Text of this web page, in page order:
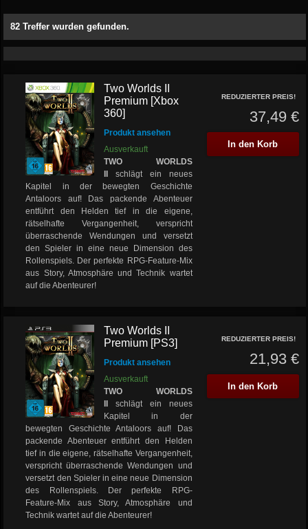
82 Treffer wurden gefunden.
Two Worlds II
Premium [Xbox
360]
Produkt ansehen
Ausverkauft
TWO WORLDS
schlägt ein neues
Kapitel in der bewegten Geschichte
Antaloors auf! Das packende Abenteuer
entführt den Helden tief in die eigene,
rätselhafte Vergangenheit, verspricht
überraschende Wendungen und versetzt
den Spieler in eine neue Dimension des
Rollenspiels. Der perfekte RPG-Feature-Mix
aus Story, Atmosphäre und Technik wartet
auf die Abenteurer!
REDUZIERTER PREIS!
37,49 €
In den Korb
Two Worlds II
Premium [PS3]
Produkt ansehen
Ausverkauft
TWO WORLDS
schlägt ein neues
Kapitel in der
bewegten Geschichte Antaloors auf! Das
packende Abenteuer entführt den Helden
tief in die eigene, rätselhafte Vergangenheit,
verspricht überraschende Wendungen und
versetzt den Spieler in eine neue Dimension
des Rollenspiels. Der perfekte RPG-
Feature-Mix aus Story, Atmosphäre und
Technik wartet auf die Abenteurer!
REDUZIERTER PREIS!
21,93 €
In den Korb